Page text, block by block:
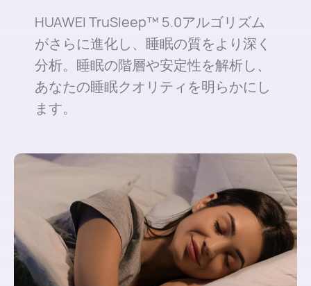
HUAWEI TruSleep™ 5.0アルゴリズム
がさらに進化し、睡眠の質をより深く
分析。睡眠の階層や安定性を解析し、
あなたの睡眠クオリティを明らかにし
ます。